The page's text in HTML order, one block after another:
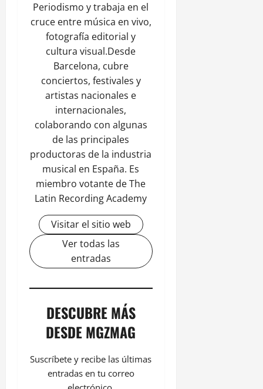
Periodismo y trabaja en el
cruce entre música en vivo,
fotografía editorial y
cultura visual.Desde
Barcelona, cubre
conciertos, festivales y
artistas nacionales e
internacionales,
colaborando con algunas
de las principales
productoras de la industria
musical en España. Es
miembro votante de The
Latin Recording Academy
Visitar el sitio web
Ver todas las
entradas
DESCUBRE MÁS
DESDE MGZMAG
Suscríbete y recibe las últimas
entradas en tu correo